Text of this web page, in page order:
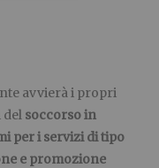
avvierà i propri
del soccorso in
per i servizi di tipo
e promozione